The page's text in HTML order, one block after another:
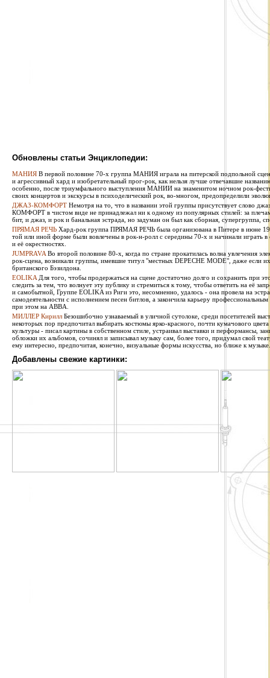
Обновлены статьи Энциклопедии:
МАНИЯ В первой половине 70-х группа МАНИЯ играла на питерской подпольной
и агрессивный хард и изобретательный прог-рок, как нельзя лучше отвечавшие
особенно, после триумфального выступления МАНИИ на знаменитом ночном рок-
своих концертов и экскурсы в психоделический рок, во-многом, предопределили
ДЖАЗ-КОМФОРТ Немотря на то, что в названии этой группы присутствует слово
КОМФОРТ в чистом виде не принадлежал ни к одному из популярных стилей: за
бит, и джаз, и рок и банальная эстрада, но задуман он был как сборная, супергруппа,
ПРЯМАЯ РЕЧЬ Хард-рок группа ПРЯМАЯ РЕЧЬ была организована в Питере в июне
той или иной форме были вовлечены в рок-н-ролл с середины 70-х и начинали играть
и её окрестностях.
JUMPRAVA Во второй половине 80-х, когда по стране прокатилась волна увлечения
рок-сцена, возникали группы, имевшие титул "местных DEPECHE MODE", даже если
британского Бэзилдона.
EOLIKA Для того, чтобы продержаться на сцене достаточно долго и сохранить при
следить за тем, что волнует эту публику и стремиться к тому, чтобы ответить на её
и самобытной, Группе EOLIKA из Риги это, несомненно, удалось - она провела на
самодеятельности с исполнением песен битлов, а закончила карьеру
при этом на ABBA.
МИЛЛЕР Кирилл Безошибочно узнаваемый в уличной сутолоке, среди посетителей
некоторых пор предпочитал выбирать костюмы ярко-красного, почти кумачового
культуры - писал картины в собственном стиле, устраивал выставки и перформансы,
обложки их альбомов, сочинял и записывал музыку сам, более того, придумал свой
ему интересно, предпочитая, конечно, визуальные формы искусства, но ближе к музыке.
Добавлены свежие картинки: